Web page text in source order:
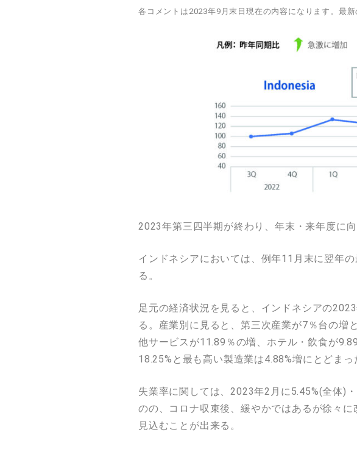
各コメントは2023年9月末日現在の内容になります。最
2023年第三四半期が終わり、年末・来年度に
インドネシアにおいては、例年11月末に翌年
る。
足元の経済状況を見ると、インドネシアの
る。産業別に見ると、第三次産業が7％台の増
他サービスが11.89％の増、ホテル・飲食が
18.25%と最も高い製造業は4.88%増にとどまっ
失業率に関しては、2023年2月に5.45%(全体)
のの、コロナ収束後、緩やかではあるが徐々
見込むことが出来る。